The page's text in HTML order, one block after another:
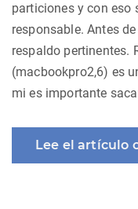
particiones y con eso
responsable. Antes
respaldo pertinentes.
(macbookpro2,6) es
mi es importante
Lee el artículo